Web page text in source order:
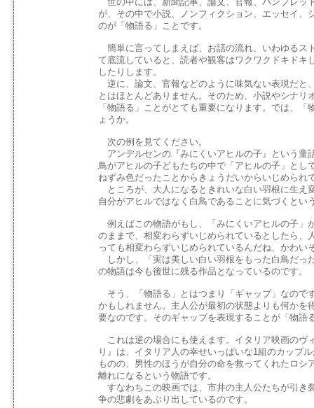
が、その中で小説、ノンフィクション、エッセイ、
のが「物語る」ことです。
簡単に言ってしまえば、お話の流れ、いわゆるス
て底流していると、読者や観客はワクワクドキドキ
したりします。
逆に、論文、官報などのように味気ない表現だと
とはほとんどありません。そのため、小説やシナリ
「物語る」ことがとても重要になります。では、
ょうか。
次の例を見てください。
アンデルセンの『みにくいアヒルの子』という童
鳥がアヒルの子どもたちの中で「アヒルの子」とし
ねずみ色だったことからきょうだいからいじめられ
ところが、大人になるときれいな白い羽根に生え
自分がアヒルではなく白鳥であることに気づくとい
例えばこの物語がもし、「みにくいアヒルの子」
のままで、相変わらずいじめられているとしたら、
っても相変わらずいじめられているんだね、かわい
しかし、「実は美しい白い羽根をもった白鳥だっ
の物語は今も後世に残る作品となっているのです。
そう、「物語る」とはつまり「ギャップ」なので
かもしれません。主人公が最初の状態よりも何かを
要なのです。そのギャップを表現することが「物語
これは逆の場合にも使えます。イタリア映画のヴ
り』は、イタリア人の幸せいっぱいな1組のカップ
ものの、男性のほうが自分の命を救ってくれたロシ
離れになるという物語です。
すなわちこの映画では、市井の主人公たちが引き
争の悲劇をあぶり出しているのです。